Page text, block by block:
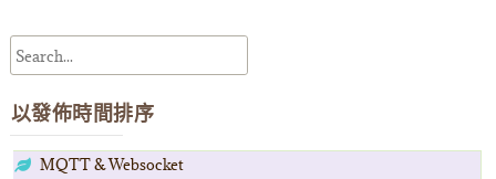
以發佈時間排序
MQTT & Websocket